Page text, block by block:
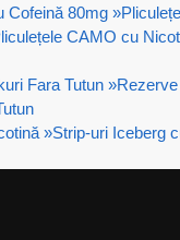
Cofeină 80mg »
CAMO cu
Fara Tutun »
»Strip-uri Iceberg